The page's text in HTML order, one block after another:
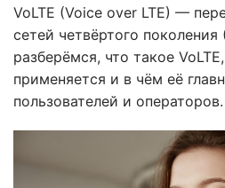
VoLTE (Voice over LTE) —
сетей четвёртого
разберёмся, что такое
применяется и в чём её
пользователей и операторов.